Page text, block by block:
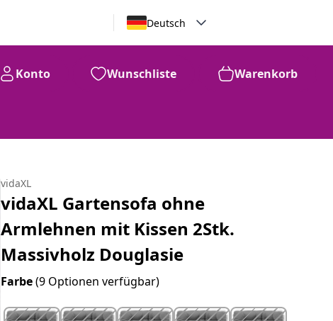
Deutsch
Konto Wunschliste Warenkorb
vidaXL
vidaXL Gartensofa ohne
Armlehnen mit Kissen 2Stk.
Massivholz Douglasie
Farbe(9 Optionen verfügbar)